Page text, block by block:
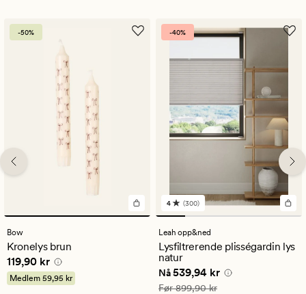
-50%
Bow
Kronelys brun
Pris 119,90 kr
119,90 kr
Medlem 59,95 kr
-40%
300
anmeldelser
med
en
gjennomsnittlig
vurdering
på
4
4 (300)
Leah opp&ned
Lysfiltrerende plisségardin lys
natur
Nåværende pris
Nå539,94 kr
Vanlig pris 899,90 kr
Før899,90 kr